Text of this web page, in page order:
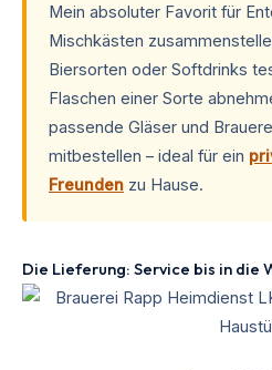
Mein absoluter Favorit für
Mischkästen
Biersorten oder Softdrinks
Flaschen einer Sorte
passende Gläser und
mitbestellen – ideal für ein
Freunden zu Hause.
Die Lieferung: Service bis in die